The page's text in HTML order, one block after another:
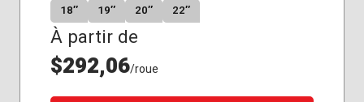
18″ 19″ 20″ 22″
À partir de
$292,06/roue